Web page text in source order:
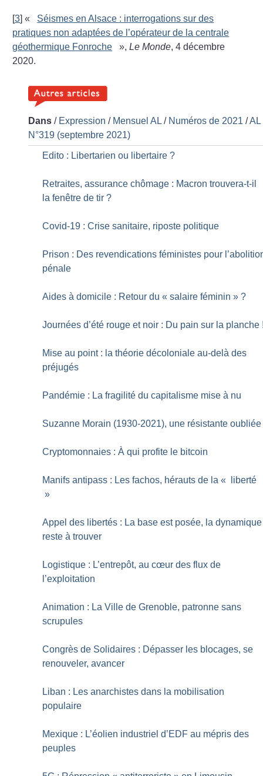
[3]«
Séismes en Alsace : interrogations sur des
pratiques non adaptées de l’opérateur de la centrale
géothermique Fonroche
»,Le Monde, 4 décembre
2020.
Dans / Expression / Mensuel AL / Numéros de 2021 /AL
N°319 (septembre 2021)
Edito : Libertarien ou libertaire ?
Retraites, assurance chômage : Macron trouvera-t-il
la fenêtre de tir ?
Covid-19 : Crise sanitaire, riposte politique
Prison : Des revendications féministes pour
pénale
Aides à domicile : Retour du « salaire féminin » ?
Journées d’été rouge et noir : Du pain sur la planche
Mise au point : la théorie décoloniale au-delà des
préjugés
Pandémie : La fragilité du capitalisme mise à nu
Suzanne Morain (1930-2021), une résistante oubliée
Cryptomonnaies : À qui profite le bitcoin
Manifs antipass : Les fachos, hérauts de la «
liberté
»
Appel des libertés : La base est posée, la dynamique
reste à trouver
Logistique : L’entrepôt, au cœur des flux de
l’exploitation
Animation : La Ville de Grenoble, patronne sans
scrupules
Congrès de Solidaires : Dépasser les blocages, se
renouveler, avancer
Liban : Les anarchistes dans la mobilisation
populaire
Mexique : L’éolien industriel d’EDF au mépris des
peuples